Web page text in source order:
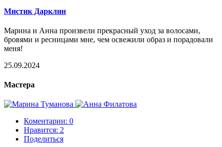
Мистик Дарклин
Марина и Анна произвели прекрасный уход за волосами,
бровями и ресницами мне, чем освежили образ и порадовали
меня!
25.09.2024
Мастера
Коментарии: 0
Нравится: 2
Поделиться